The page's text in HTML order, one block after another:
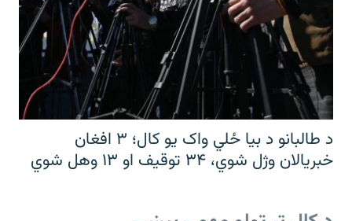
د طالبانو د بیا ځلي واک یو کال؛ ۳ افغان
خبریالان وژل شوي، ۳۴ توقیف او ۱۳ وهل شوي